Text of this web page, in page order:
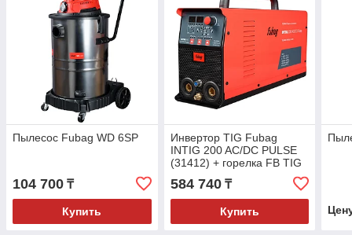
Пылесос Fubag WD 6SP
104 700 ₸
Купить
Инвертор TIG Fubag
INTIG 200 AC/DC PULSE
(31412) + горелка FB TIG
26 5P 4m Up&Down
(38459)
584 740₸
Купить